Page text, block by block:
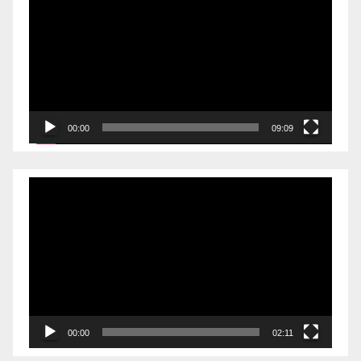
00:00 09:09
00:00 02:11